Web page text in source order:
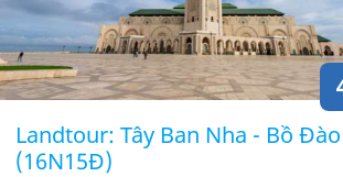
Landtour: Tây Ban Nha - Bồ
(16N15Đ)